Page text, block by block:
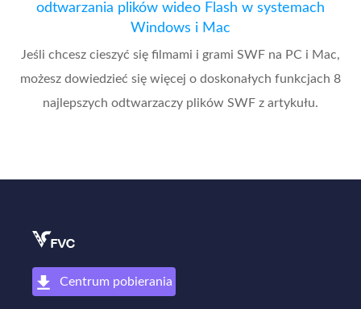
odtwarzania plików wideo Flash w systemach
Windows i Mac
Jeśli chcesz cieszyć się filmami i grami SWF na PC i Mac,
możesz dowiedzieć się więcej o doskonałych funkcjach 8
najlepszych odtwarzaczy plików SWF z artykułu.
Centrum pobierania